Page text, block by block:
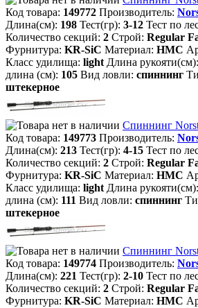
Код товара: 149772 Производитель:
Длина(см): 198 Тест(гр): 3-12 Тест по
Количество секций: 2 Строй: Regular
Фурнитура: KR-SiC Материал: HMC
Класс удилища: light Длина рукояти(см):
длина (см): 105 Вид ловли: спиннинг
штекерное
Спиннинг
Код товара: 149773 Производитель:
Длина(см): 213 Тест(гр): 4-15 Тест по
Количество секций: 2 Строй: Regular
Фурнитура: KR-SiC Материал: HMC
Класс удилища: light Длина рукояти(см):
длина (см): 111 Вид ловли: спиннинг
штекерное
Спиннинг
Код товара: 149774 Производитель:
Длина(см): 221 Тест(гр): 2-10 Тест по
Количество секций: 2 Строй: Regular
Фурнитура: KR-SiC Материал: HMC